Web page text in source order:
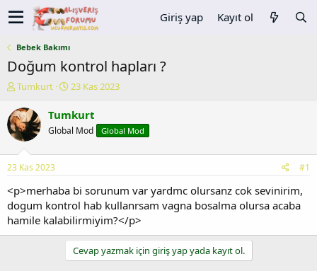
Giriş yap Kayıt ol
Bebek Bakımı
Doğum kontrol hapları ?
K
n
u
y
b
a
ş
a
t
a
Tumkurt
B
ş
a
ç
a
r
i
h
i
23 Kas 2023
Tumkurt
Global Mod Global Mod
23 Kas 2023 #1
<p>merhaba bi sorunum var yardmc olursanz cok sevinirim,
dogum kontrol hab kullanrsam vagna bosalma olursa acaba
hamile kalabilirmiyim?</p>
Cevap yazmak için giriş yap yada kayıt ol.